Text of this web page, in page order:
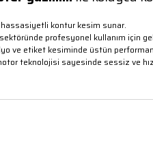
kontur kesim sunar.
profesyonel kullanım için
ve etiket kesiminde üstün
teknolojisi sayesinde sessiz ve